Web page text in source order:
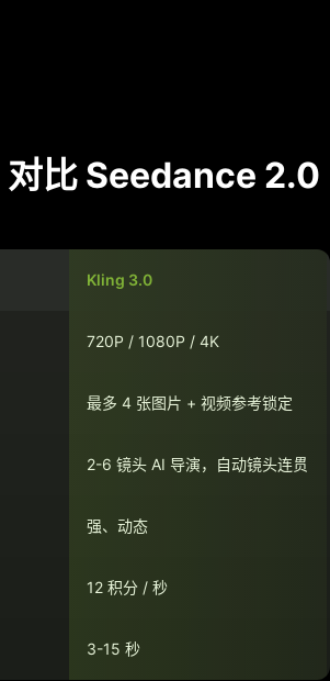
对比 Seedance 2.0
Kling 3.0
720P / 1080P / 4K
最多 4 张图片 + 视频参考锁定
2-6 镜头 AI 导演，自动镜头连贯
强、动态
12 积分 / 秒
3-15 秒